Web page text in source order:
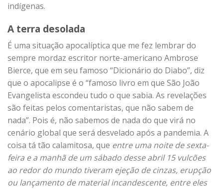
indígenas.
A terra desolada
É uma situação apocalíptica que me fez lembrar do
sempre mordaz escritor norte-americano Ambrose
Bierce, que em seu famoso “Dicionário do Diabo”, diz
que o apocalipse é o “famoso livro em que São João
Evangelista escondeu tudo o que sabia. As revelações
são feitas pelos comentaristas, que não sabem de
nada”. Pois é, não sabemos de nada do que virá no
cenário global que será desvelado após a pandemia. A
coisa tá tão calamitosa, que entre uma noite de sexta-
feira e a manhã de um sábado desse abril 15 vulcões
ao redor do mundo tiveram ejeção de cinzas, erupção
ou lançamento de material incandescente, entre eles